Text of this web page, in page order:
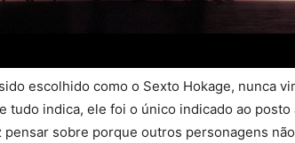
escolhido como o Sexto Hokage, nunca
tudo indica, ele foi o único indicado ao posto
pensar sobre porque outros personagens